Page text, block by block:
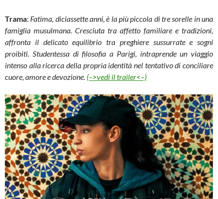
Trama: Fatima, diciassette anni, è la più piccola di tre sorelle in una
famiglia musulmana. Cresciuta tra affetto familiare e tradizioni,
affronta il delicato equilibrio tra preghiere sussurrate e sogni
proibiti. Studentessa di filosofia a Parigi, intraprende un viaggio
intenso alla ricerca della propria identità nel tentativo di conciliare
cuore, amore e devozione. (–>vedi il trailer<–)